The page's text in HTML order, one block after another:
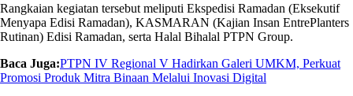
Rangkaian kegiatan tersebut meliputi Ekspedisi Ramadan (Eksekutif
Menyapa Edisi Ramadan), KASMARAN (Kajian Insan EntrePlanters
Rutinan) Edisi Ramadan, serta Halal Bihalal PTPN Group.
Baca Juga:PTPN IV Regional V Hadirkan Galeri UMKM, Perkuat
Promosi Produk Mitra Binaan Melalui Inovasi Digital